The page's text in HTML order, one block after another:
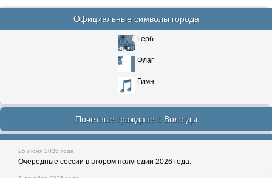
Официальные символы города
Герб
Флаг
Гимн
Почетные граждане г. Вологды
25 июня 2026 года
Очередные сессии в втором полугодии 2026 года.